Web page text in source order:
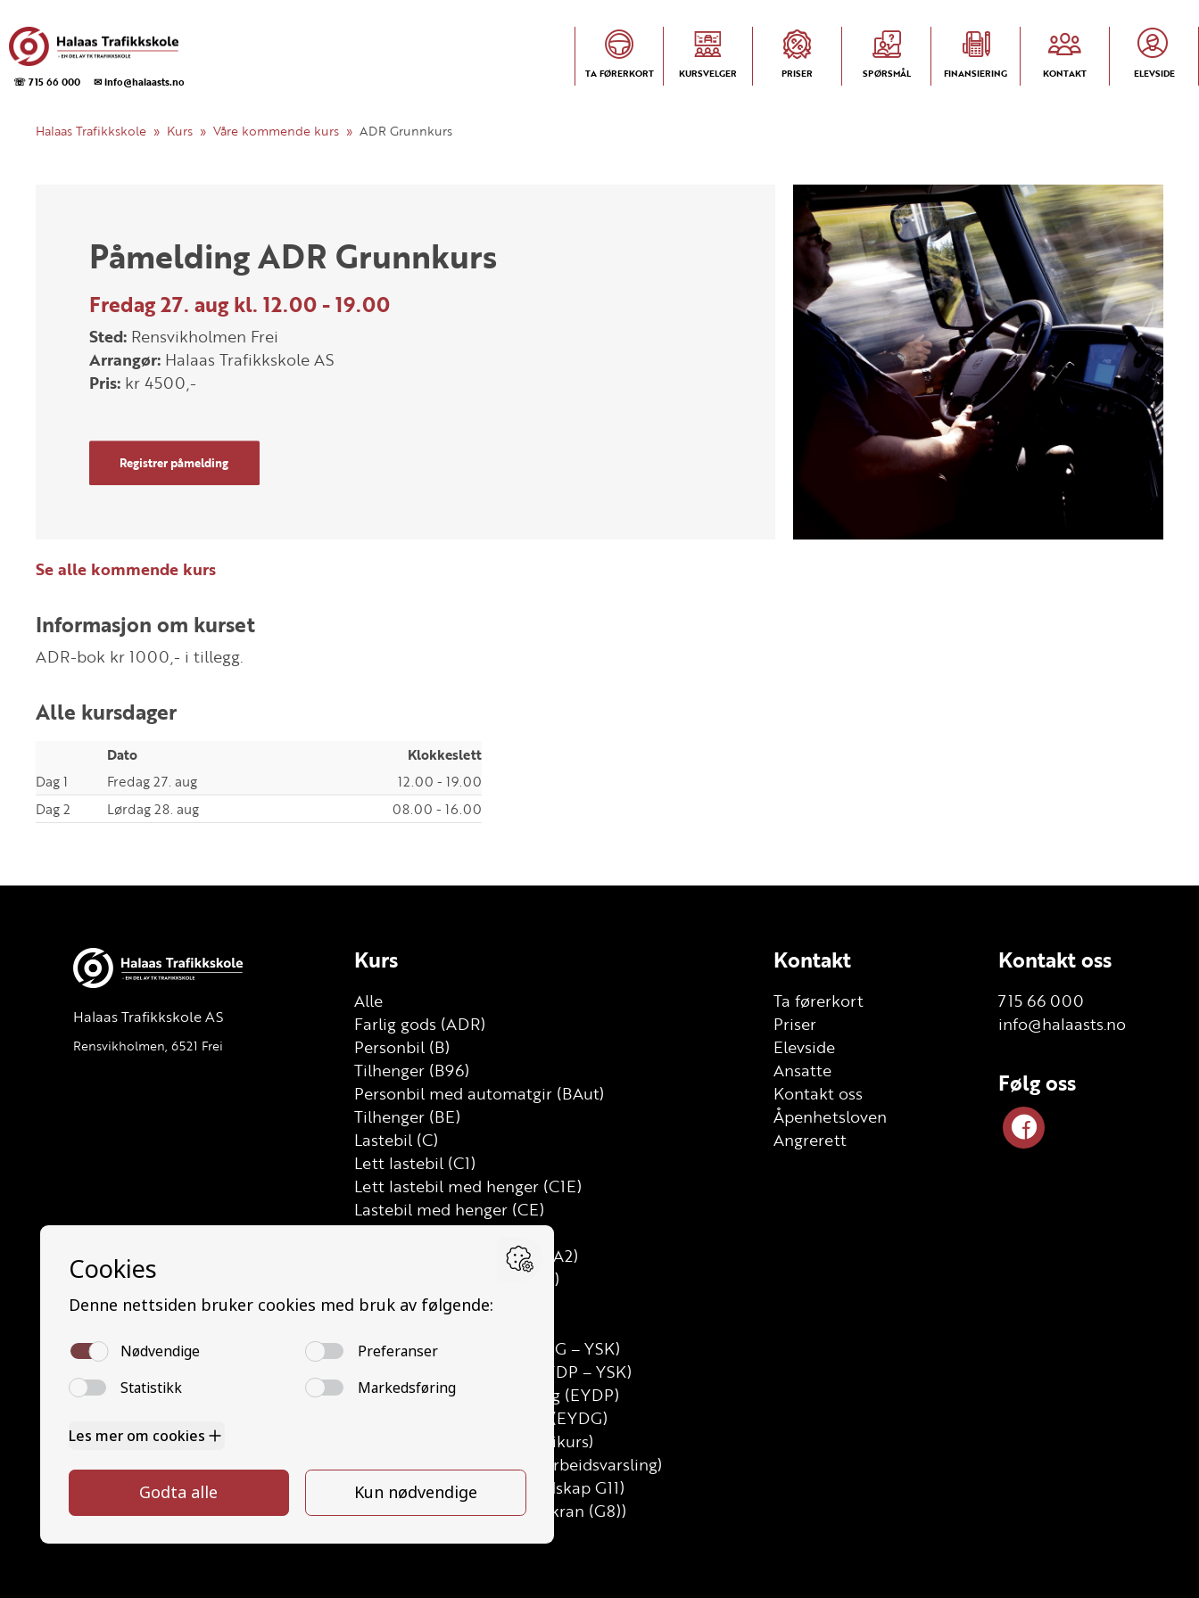
☏ 715 66 000 ✉ info@halaasts.no
TA FØRERKORT KURSVELGER PRISER SPØRSMÅL FINANSIERING KONTAKT ELEVSIDE
Halaas Trafikkskole Kurs Våre kommende kurs ADR Grunnkurs
Påmelding ADR Grunnkurs
Fredag 27. aug kl. 12.00 - 19.00
Sted: Rensvikholmen Frei
Arrangør: Halaas Trafikkskole AS
Pris: kr 4500,-
Registrer påmelding
Se alle kommende kurs
Informasjon om kurset
ADR-bok kr 1000,- i tillegg.
Alle kursdager
Dato
Klokkeslett
Dag 1
Fredag 27. aug
12.00 - 19.00
Dag 2
Lørdag 28. aug 08.00 - 16.00
Halaas Trafikkskole AS
Rensvikholmen, 6521 Frei
Kurs
Alle
Farlig gods (ADR)
Personbil (B)
Tilhenger (B96)
Personbil med automatgir (BAut)
Tilhenger (BE)
Lastebil (C)
Lett lastebil (C1)
Lett lastebil med henger (C1E)
Lastebil med henger (CE)
Buss (D)
Mellomtung motorsykkel (A2)
Minibuss med henger (D1E)
Buss med henger (DE)
Grunnutdanning Gods (YDG – YSK)
Grunnutdanning Person (YDP – YSK)
YSK Person etterutdanning (EYDP)
YSK Gods etterutdanning (EYDG)
Nettbasert teorikurs (Teorikurs)
Arbeidsvarsling modul 1 (Arbeidsvarsling)
Løfteredskap G11 (Løfteredskap G11)
Lastebilkran (G8) (Lastebilkran (G8))
Kontakt
Ta førerkort
Priser
Elevside
Ansatte
Kontakt oss
Åpenhetsloven
Angrerett
Kontakt oss
715 66 000
info@halaasts.no
Følg oss